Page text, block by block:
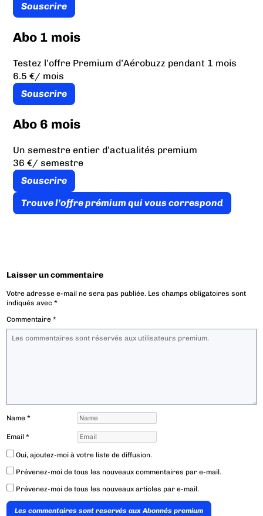
Souscrire
Abo 1 mois
Testez l’offre Premium d’Aérobuzz pendant 1 mois
6.5 €/ mois
Souscrire
Abo 6 mois
Un semestre entier d’actualités premium
36 €/ semestre
Souscrire
Trouve l’offre prémium qui vous correspond
Laisser un commentaire
Votre adresse e-mail ne sera pas publiée. Les champs obligatoires sont
indiqués avec*
Commentaire*
Name*
Email*
Oui, ajoutez-moi à votre liste de diffusion.
Prévenez-moi de tous les nouveaux commentaires par e-mail.
Prévenez-moi de tous les nouveaux articles par e-mail.
Les commentaires sont reservés aux Abonnés premium